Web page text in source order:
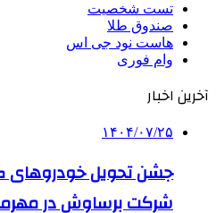
تست شخصیت
صندوق طلا
هاست نود جی اس
وام فوری
آخرین اخبار
۱۴۰۴/۰۷/۲۵
جشن تحویل خودروهای
شرکت برساوش در